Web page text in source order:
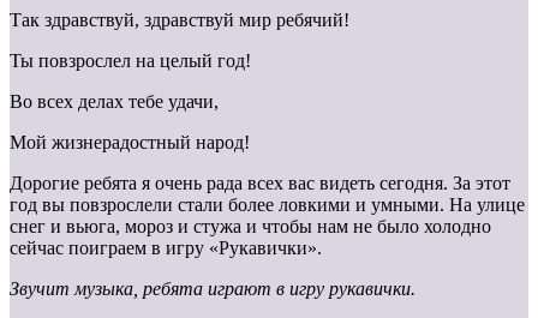
Так здравствуй, здравствуй мир ребячий!
Ты повзрослел на целый год!
Во всех делах тебе удачи,
Мой жизнерадостный народ!
Дорогие ребята я очень рада всех вас видеть сегодня. За этот
год вы повзрослели стали более ловкими и умными. На улице
снег и вьюга, мороз и стужа и чтобы нам не было холодно
сейчас поиграем в игру «Рукавички».
Звучит музыка, ребята играют в игру рукавички.